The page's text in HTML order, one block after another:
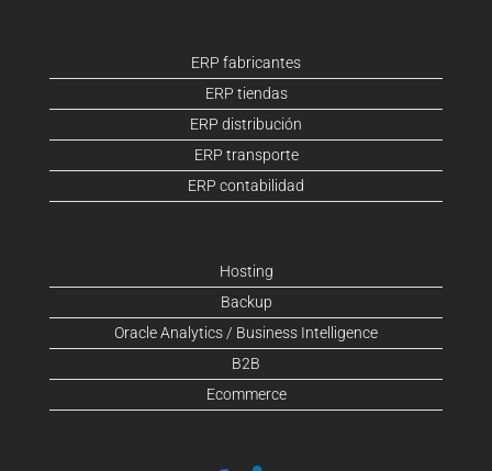
ERP fabricantes
ERP tiendas
ERP distribución
ERP transporte
ERP contabilidad
Hosting
Backup
Oracle Analytics / Business Intelligence
B2B
Ecommerce